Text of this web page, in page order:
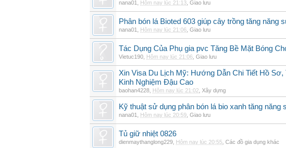
nana01 Hôm nay lúc 21:13 Giao lưu
Phân bón lá Bioted 603 giúp cây trồng tăng năng
nana01 Hôm nay lúc 21:06 Giao lưu
Tác Dụng Của Phụ gia pvc Tăng Bề Mặt Bóng
Vietuc190 Hôm nay lúc 21:06 Giao lưu
Xin Visa Du Lịch Mỹ: Hướng Dẫn Chi Tiết Hồ Sơ,
Kinh Nghiệm Đậu Cao
baohan4228 Hôm nay lúc 21:02 Xây dựng
Kỹ thuật sử dụng phân bón lá bio xanh tăng năng
nana01 Hôm nay lúc 20:59 Giao lưu
Tủ giữ nhiệt 0826
dienmaythanglong229 Hôm nay lúc 20:55 Các đồ gia dụng khác